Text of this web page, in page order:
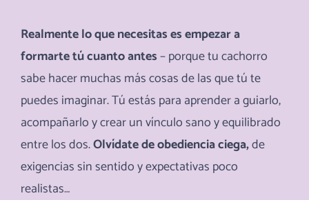
Realmente lo que necesitas es empezar a
formarte tú cuanto antes– porque tu cachorro
sabe hacer muchas más cosas de las que tú te
puedes imaginar. Tú estás para aprender a guiarlo,
acompañarlo y crear un vínculo sano y equilibrado
entre los dos.Olvídate de obediencia ciega,de
exigencias sin sentido y expectativas poco
realistas…